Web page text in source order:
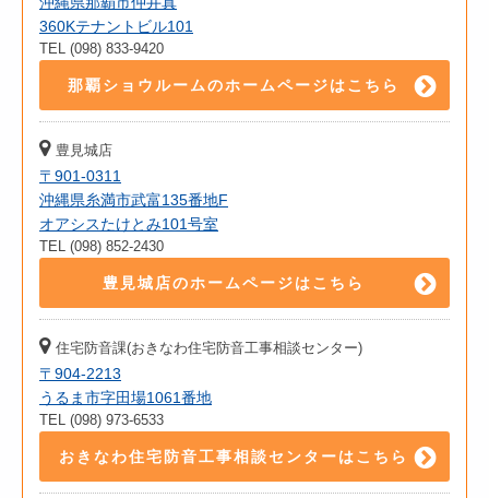
360Kテナントビル101
TEL (098) 833-9420
那覇ショウルームのホームページはこちら
豊見城店
〒901-0311
沖縄県糸満市武富135番地F
オアシスたけとみ101号室
TEL (098) 852-2430
豊見城店のホームページはこちら
住宅防音課(おきなわ住宅防音工事相談センター)
〒904-2213
うるま市字田場1061番地
TEL (098) 973-6533
おきなわ住宅防音工事相談センターはこちら